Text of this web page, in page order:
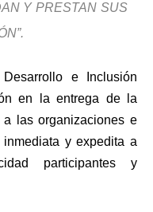
Y PRESTAN SUS
e Inclusión
en la entrega de la
las organizaciones e
y expedita a
participantes y